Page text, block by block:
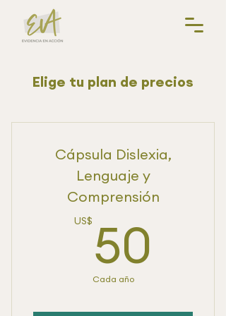
Elige tu plan de precios
Cápsula Dislexia,
Lenguaje y
Comprensión
US$ 50
Cada año